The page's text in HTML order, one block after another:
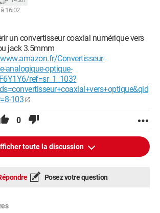
16:02
un convertisseur coaxial numérique vers
jack 3.5mmm
Convertisseur-
analogique-optique-
ref=sr_1_103?
103
0
toute la discussion
Posez votre question